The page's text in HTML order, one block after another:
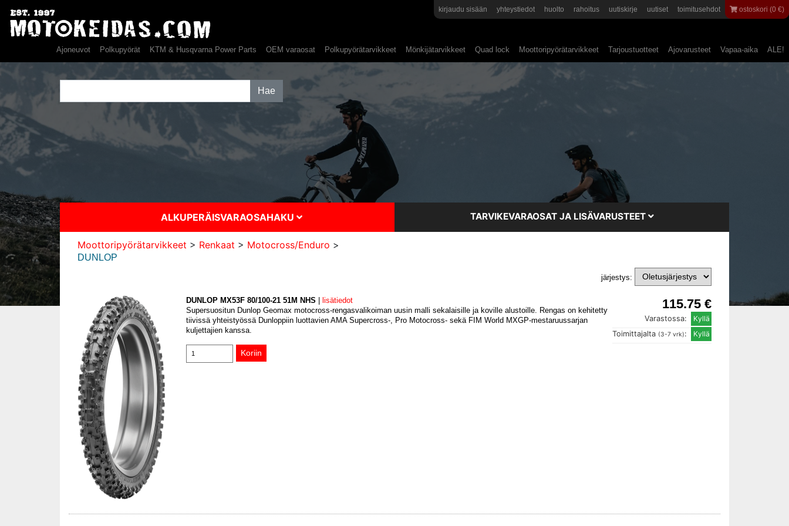
kirjaudu sisään yhteystiedot huolto rahoitus uutiskirje uutiset toimitusehdot ostoskori (0 €)
Ajoneuvot Polkupyörät KTM & Husqvarna Power Parts OEM varaosat Polkupyörätarvikkeet Mönkijätarvikkeet Quad lock Moottoripyörätarvikkeet Tarjoustuotteet Ajovarusteet Vapaa-aika ALE!
ALKUPERÄISVARAOSAHAKU TARVIKEVARAOSAT JA LISÄVARUSTEET
Moottoripyörätarvikkeet > Renkaat > Motocross/Enduro >
DUNLOP
järjestys:
115.75 €
Varastossa:
Toimittajalta (3-7 vrk):
DUNLOP MX53F 80/100-21 51M NHS
lisätiedot
Supersuositun Dunlop Geomax motocross-rengasvalikoiman uusin malli sekalaisille ja koville alustoille. Rengas on kehitetty
tiivissä yhteistyössä Dunloppiin luottavien AMA Supercross-, Pro Motocross- sekä FIM World MXGP-mestaruussarjan
kuljettajien kanssa.